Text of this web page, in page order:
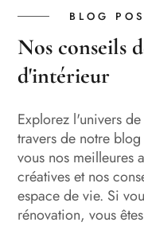
BLOG
Nos conseils
d'intérieur
Explorez l'univers
travers de notre
vous nos meilleures
créatives et nos
espace de vie. Si
rénovation, vous